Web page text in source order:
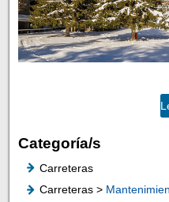
Categoría/s
Carreteras
Carreteras >